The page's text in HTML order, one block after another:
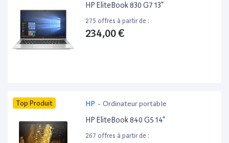
HP EliteBook 830 G7 13”
275 offres à partir de :
234,00 €
Top Produit HP - Ordinateur portable
HP EliteBook 840 G5 14”
267 offres à partir de :